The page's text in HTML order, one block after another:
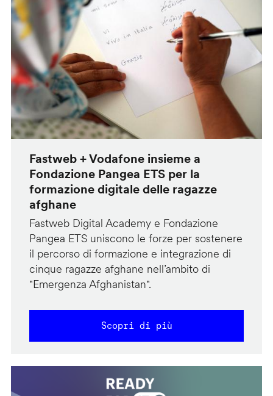
Fastweb + Vodafone insieme a
Fondazione Pangea ETS per la
formazione digitale delle ragazze
afghane
Fastweb Digital Academy e Fondazione
Pangea ETS uniscono le forze per sostenere
il percorso di formazione e integrazione di
cinque ragazze afghane nell’ambito di
"Emergenza Afghanistan".
Scopri di più